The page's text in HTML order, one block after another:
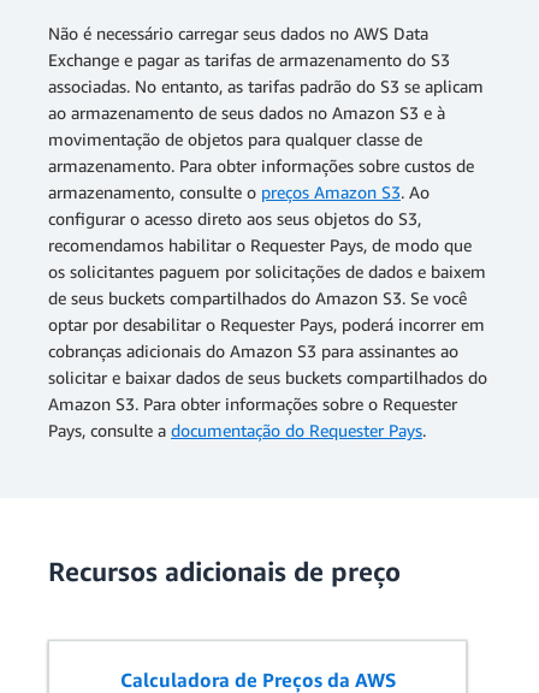
Não é necessário carregar seus dados no AWS Data
Exchange e pagar as tarifas de armazenamento do S3
associadas. No entanto, as tarifas padrão do S3 se aplicam
ao armazenamento de seus dados no Amazon S3 e à
movimentação de objetos para qualquer classe de
armazenamento. Para obter informações sobre custos de
armazenamento, consulte o preços Amazon S3. Ao
configurar o acesso direto aos seus objetos do S3,
recomendamos habilitar o Requester Pays, de modo que
os solicitantes paguem por solicitações de dados e baixem
de seus buckets compartilhados do Amazon S3. Se você
optar por desabilitar o Requester Pays, poderá incorrer em
cobranças adicionais do Amazon S3 para assinantes ao
solicitar e baixar dados de seus buckets compartilhados do
Amazon S3. Para obter informações sobre o Requester
Pays, consulte a documentação do Requester Pays.
Recursos adicionais de preço
Calculadora de Preços da AWS